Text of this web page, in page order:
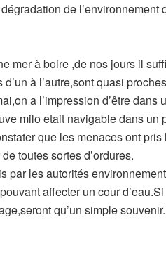
de
mer à boire ,de nos jours il
à l’autre,sont quasi
a l’impression d’être
milo etait navigable dans
que les menaces ont
toutes sortes d’ordures.
par les autorités
affecter un cour
qu’un simple